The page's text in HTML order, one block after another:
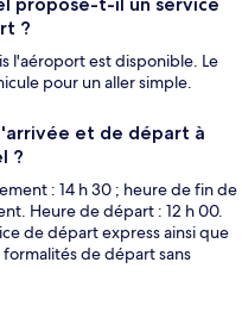
?
l'aéroport est disponible. Le
pour un aller simple.
et de départ à
?
: 14 h 30 ; heure de fin de
Heure de départ : 12 h 00.
de départ express ainsi que
de départ sans